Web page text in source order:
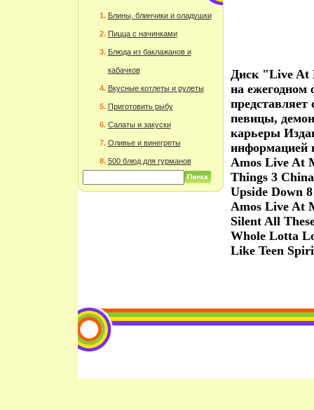
Блины, блинчики и оладушки
Пицца с начинками
Блюда из баклажанов и
кабачков
Вкусные котлеты и рулеты
Приготовить рыбу
Салаты и закуски
Оливье и винегреты
500 блюд для гурманов
Диск "Live At
на
представляет
певицы,
карьеры
информацией
Amos Live At
Things 3
Upside Down
Amos Live At
Silent All
Whole Lotta
Like Teen